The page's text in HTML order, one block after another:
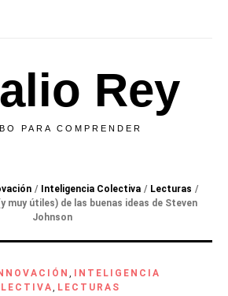
Rey
PARA COMPRENDER
/ Inteligencia Colectiva / Lecturas /
muy útiles) de las buenas ideas de Steven
Johnson
,
INTELIGENCIA
, LECTURAS